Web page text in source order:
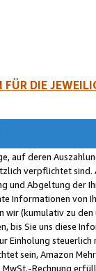
DIE
auf deren
verpflichtet
und Abgeltung der
Informationen von
wir (kumulativ zu
bis Sie uns diese
Einholung
sein, Amazon
Rechnung